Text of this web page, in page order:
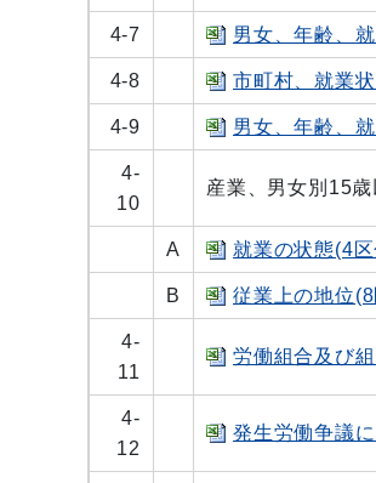
4-7 男女、年齢、
4-8 市町村、就業
4-9 男女、年齢、
4-
10
産業、男女別15
A 就業の状態(4
B 従業上の地位
4-
11
労働組合及び
4-
12
発生労働争議